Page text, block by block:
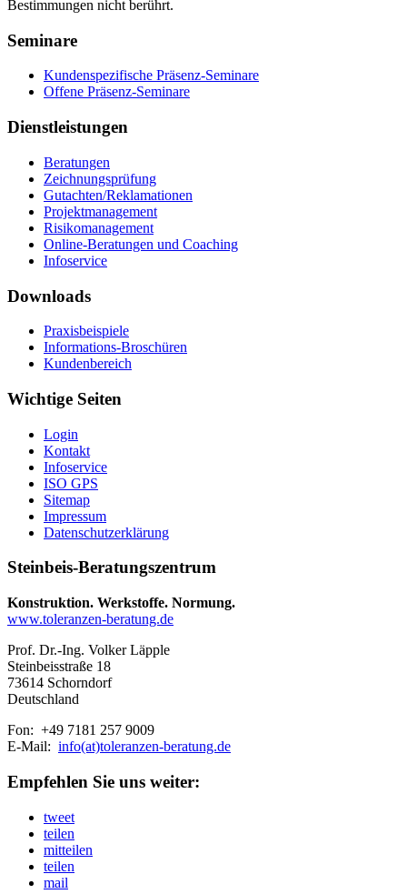
Bestimmungen nicht berührt.
Seminare
Kundenspezifische Präsenz-Seminare
Offene Präsenz-Seminare
Dienstleistungen
Beratungen
Zeichnungsprüfung
Gutachten/Reklamationen
Projektmanagement
Risikomanagement
Online-Beratungen und Coaching
Infoservice
Downloads
Praxisbeispiele
Informations-Broschüren
Kundenbereich
Wichtige Seiten
Login
Kontakt
Infoservice
ISO GPS
Sitemap
Impressum
Datenschutzerklärung
Steinbeis-Beratungszentrum
Konstruktion. Werkstoffe. Normung.
www.toleranzen-beratung.de
Prof. Dr.-Ing. Volker Läpple
Steinbeisstraße 18
73614 Schorndorf
Deutschland
Fon: +49 7181 257 9009
E-Mail: info(at)toleranzen-beratung.de
Empfehlen Sie uns weiter:
tweet
teilen
mitteilen
teilen
mail